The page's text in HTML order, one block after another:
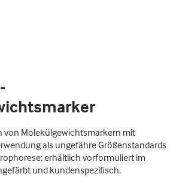
von Molekülgewichtsmarkern mit
als ungefähre Größenstandards
erhältlich vorformuliert im
und kundenspezifisch.